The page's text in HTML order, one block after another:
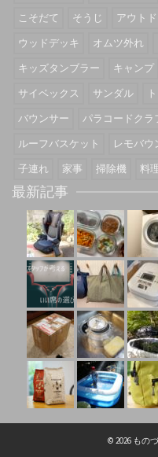
こそだて
そうじ アウト
ウッドデッキ
オムツ外れ
キッズタンブラー
キャンプ
サイベックス
サンダル
バウンサー
パラコードクラ
ルーフバスケット
レモバウ
子連れ
家事 掃除機 料
最新記事
© 2026 もの